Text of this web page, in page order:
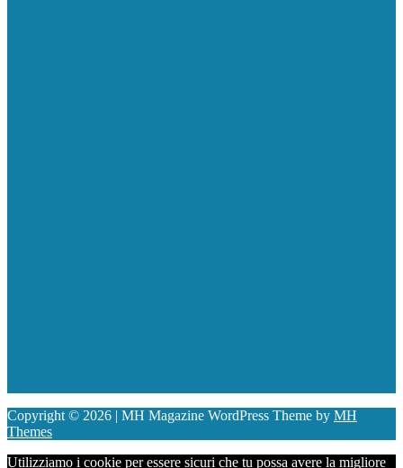
Copyright © 2026 | MH Magazine WordPress Theme by MH
Themes
Utilizziamo i cookie per essere sicuri che tu possa avere la migliore